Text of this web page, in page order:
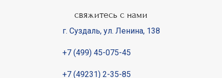
свяжитесь с нами
г. Суздаль, ул. Ленина, 138
+7 (499) 45-075-45
+7 (49231) 2-35-85